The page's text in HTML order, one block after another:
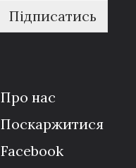
Підписатись
Про нас
Поскаржитися
Facebook